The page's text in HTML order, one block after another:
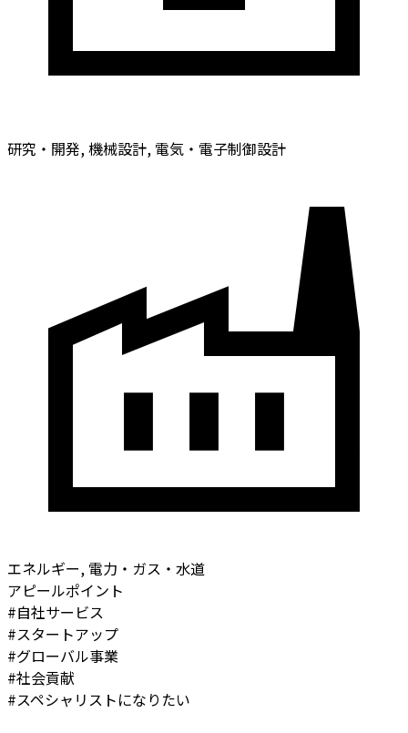
研究・開発, 機械設計, 電気・電子制御設計
エネルギー, 電力・ガス・水道
アピールポイント
#自社サービス
#スタートアップ
#グローバル事業
#社会貢献
#スペシャリストになりたい